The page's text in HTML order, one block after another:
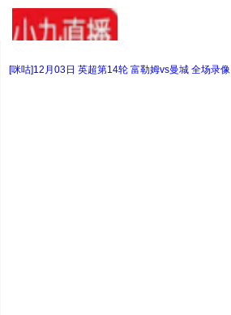
[咪咕]12月03日 英超第14轮 富勒姆vs曼城 全场录像